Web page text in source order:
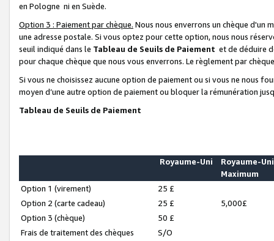
en Pologne ni en Suède.
Option 3 : Paiement par chèque. Nous nous enverrons un chèque d'un
une adresse postale. Si vous optez pour cette option, nous nous
seuil indiqué dans le Tableau de Seuils de Paiement et de déduire
pour chaque chèque que nous vous enverrons. Le règlement par
Si vous ne choisissez aucune option de paiement ou si vous ne nous
moyen d’une autre option de paiement ou bloquer la rémunération
Tableau de Seuils de Paiement
Royaume-Uni
Royaume-Uni
Maximum
Option 1 (virement)
25 £
Option 2 (carte cadeau)
25 £
5,000£
Option 3 (chèque)
50 £
Frais de traitement des chèques
S/O